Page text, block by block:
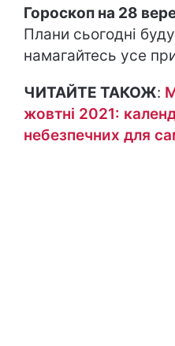
Гороскоп на 28
Плани сьогодні
намагайтесь усе
ЧИТАЙТЕ ТАКОЖ:
жовтні 2021:
небезпечних для